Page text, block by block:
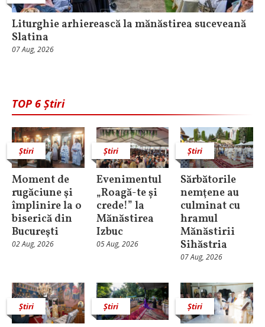
Liturghie arhierească la mănăstirea suceveană
Slatina
07 Aug, 2026
TOP 6 Știri
Știri
Moment de
rugăciune şi
împlinire la o
biserică din
Bucureşti
02 Aug, 2026
Știri
Evenimentul
„Roagă-te și
crede!” la
Mănăstirea
Izbuc
05 Aug, 2026
Știri
Sărbătorile
nemţene au
culminat cu
hramul
Mănăstirii
Sihăstria
07 Aug, 2026
Știri Știri Știri